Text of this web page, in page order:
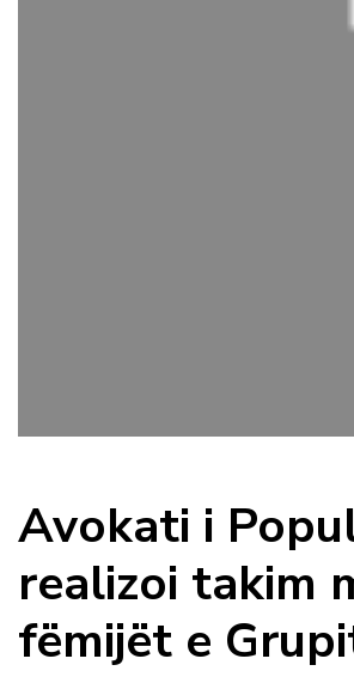
Avokati i
realizoi takim
fëmijët e